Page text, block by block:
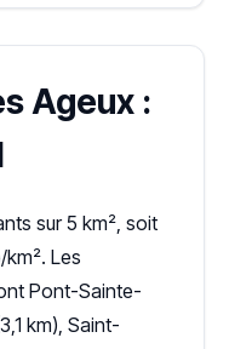
Ageux :
sur 5 km², soit
Les
Pont-Sainte-
km), Saint-